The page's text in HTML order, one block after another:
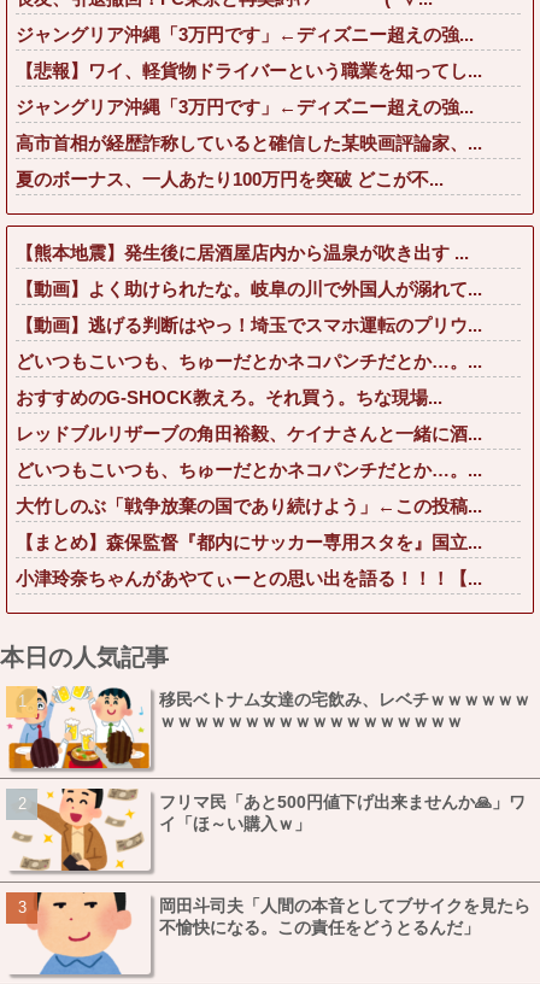
ジャングリア沖縄「3万円です」←ディズニー超えの強...
【悲報】ワイ、軽貨物ドライバーという職業を知ってし...
ジャングリア沖縄「3万円です」←ディズニー超えの強...
高市首相が経歴詐称していると確信した某映画評論家、...
夏のボーナス、一人あたり100万円を突破 どこが不...
【熊本地震】発生後に居酒屋店内から温泉が吹き出す ...
【動画】よく助けられたな。岐阜の川で外国人が溺れて...
【動画】逃げる判断はやっ！埼玉でスマホ運転のプリウ...
どいつもこいつも、ちゅーだとかネコパンチだとか…。...
おすすめのG-SHOCK教えろ。それ買う。ちな現場...
レッドブルリザーブの角田裕毅、ケイナさんと一緒に酒...
どいつもこいつも、ちゅーだとかネコパンチだとか…。...
大竹しのぶ「戦争放棄の国であり続けよう」←この投稿...
【まとめ】森保監督『都内にサッカー専用スタを』国立...
小津玲奈ちゃんがあやてぃーとの思い出を語る！！！【...
本日の人気記事
移民ベトナム女達の宅飲み、レベチｗｗｗｗｗｗ
ｗｗｗｗｗｗｗｗｗｗｗｗｗｗｗｗｗｗ
フリマ民「あと500円値下げ出来ませんか🙏」ワ
イ「ほ～い購入ｗ」
岡田斗司夫「人間の本音としてブサイクを見たら
不愉快になる。この責任をどうとるんだ」